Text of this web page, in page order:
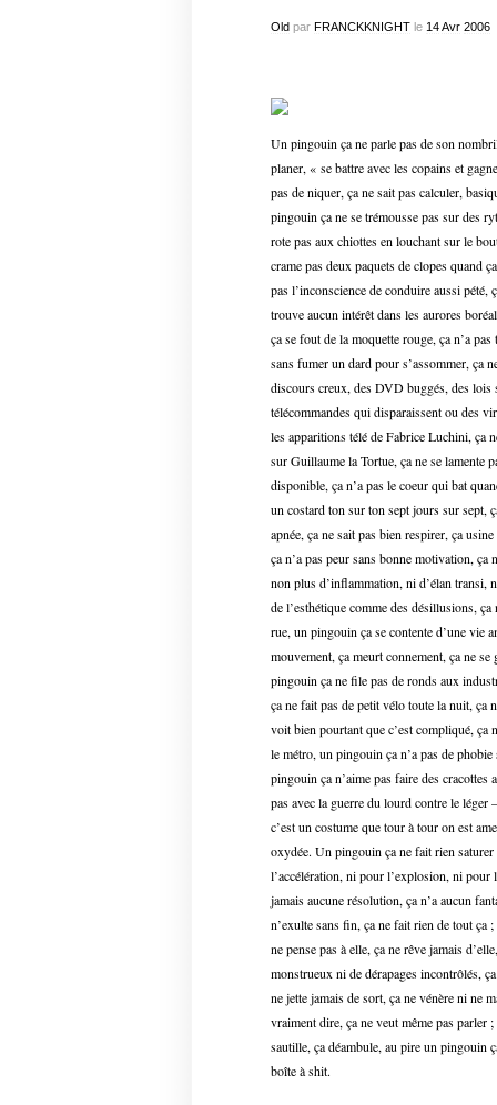
Oldpar FRANCKKNIGHTle 14 Avr 2006
Un pingouin ça ne parle pas de son
planer, « se battre avec les copains et
pas de niquer, ça ne sait pas calculer,
pingouin ça ne se trémousse pas sur des
rote pas aux chiottes en louchant sur le
crame pas deux paquets de clopes quand
pas l’inconscience de conduire aussi pété,
trouve aucun intérêt dans les aurores
ça se fout de la moquette rouge, ça n’a
sans fumer un dard pour s’assommer, ça
discours creux, des DVD buggés, des lois
télécommandes qui disparaissent ou des
les apparitions télé de Fabrice Luchini, ça
sur Guillaume la Tortue, ça ne se lamente
disponible, ça n’a pas le coeur qui bat
un costard ton sur ton sept jours sur sept,
apnée, ça ne sait pas bien respirer, ça
ça n’a pas peur sans bonne motivation, ça
non plus d’inflammation, ni d’élan transi,
de l’esthétique comme des désillusions,
rue, un pingouin ça se contente d’une vie
mouvement, ça meurt connement, ça ne
pingouin ça ne file pas de ronds aux
ça ne fait pas de petit vélo toute la nuit, ça
voit bien pourtant que c’est compliqué, ça
le métro, un pingouin ça n’a pas de
pingouin ça n’aime pas faire des cracottes
pas avec la guerre du lourd contre le léger
c’est un costume que tour à tour on est
oxydée. Un pingouin ça ne fait rien
l’accélération, ni pour l’explosion, ni pour
jamais aucune résolution, ça n’a aucun
n’exulte sans fin, ça ne fait rien de tout ça
ne pense pas à elle, ça ne rêve jamais
monstrueux ni de dérapages incontrôlés,
ne jette jamais de sort, ça ne vénère ni ne
vraiment dire, ça ne veut même pas parler
sautille, ça déambule, au pire un pingouin
boîte à shit.